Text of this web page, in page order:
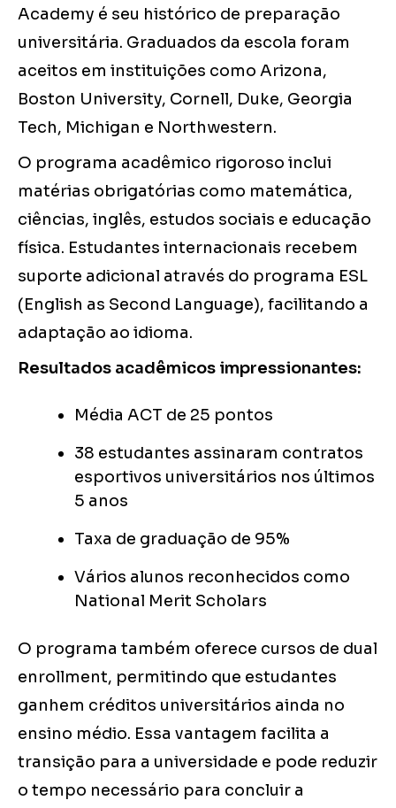
Academy é seu histórico de preparação
universitária. Graduados da escola foram
aceitos em instituições como Arizona,
Boston University, Cornell, Duke, Georgia
Tech, Michigan e Northwestern.
O programa acadêmico rigoroso inclui
matérias obrigatórias como matemática,
ciências, inglês, estudos sociais e educação
física. Estudantes internacionais recebem
suporte adicional através do programa ESL
(English as Second Language), facilitando a
adaptação ao idioma.
Resultados acadêmicos impressionantes:
Média ACT de 25 pontos
38 estudantes assinaram contratos
esportivos universitários nos últimos
5 anos
Taxa de graduação de 95%
Vários alunos reconhecidos como
National Merit Scholars
O programa também oferece cursos de dual
enrollment, permitindo que estudantes
ganhem créditos universitários ainda no
ensino médio. Essa vantagem facilita a
transição para a universidade e pode reduzir
o tempo necessário para concluir a